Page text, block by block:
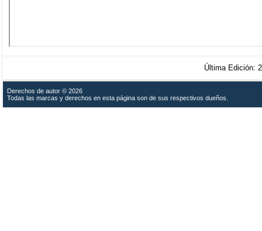
Última Edición:
Derechos de autor © 2026
Todas las marcas y derechos en esta página son de sus respectivos dueños.